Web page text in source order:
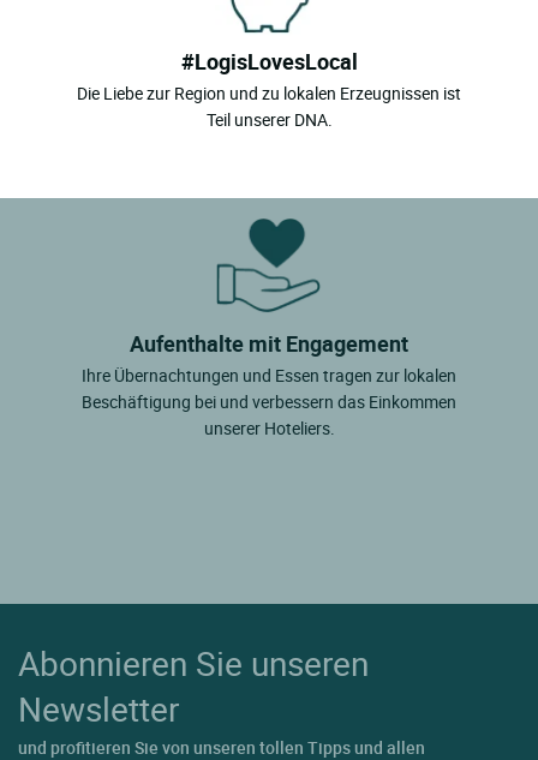
#LogisLovesLocal
Die Liebe zur Region und zu lokalen Erzeugnissen ist
Teil unserer DNA.
Aufenthalte mit Engagement
Ihre Übernachtungen und Essen tragen zur lokalen
Beschäftigung bei und verbessern das Einkommen
unserer Hoteliers.
Abonnieren Sie unseren
Newsletter
und profitieren Sie von unseren tollen Tipps und allen